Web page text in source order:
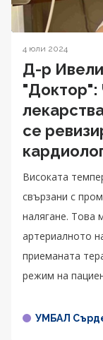
4 юли 2024
Д-р
"Доктор":
се
Високата
свързани с
налягане. Това
артериалното
приеманата
режим на
УМБАЛ